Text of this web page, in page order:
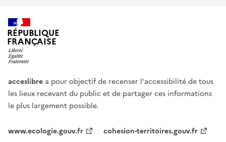
RÉPUBLIQUE
FRANÇAISE
acceslibre a pour objectif de recenser l'accessibilité de tous
les lieux recevant du public et de partager ces informations
le plus largement possible.
www.ecologie.gouv.fr
cohesion-territoires.gouv.fr